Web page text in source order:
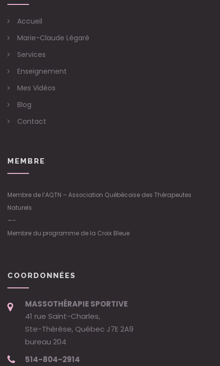
Accueil
Marie-Claude Légaré
Services
Enseignement
Mes Vidéos
Blog
Contact
MEMBRE
Membre de l’AQTN – Association Québécoise des Thérapeutes
Naturels
—-
Membre du programme de la Croix Bleue
COORDONNÉES
MASSOTHÉRAPIE SPORTIVE
41 rue Saint-Charles,
Ste-Thérèse, Québec J7E 2A9
bureau 204
514-804-2914